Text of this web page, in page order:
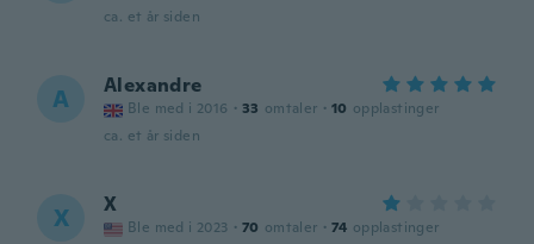
ca. et år siden
A Alexandre
Ble med i 2016 · 33 omtaler · 10 opplastinger
ca. et år siden
X X
Ble med i 2023 · 70 omtaler · 74 opplastinger